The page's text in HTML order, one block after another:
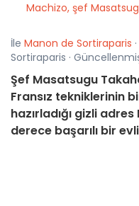
Machizo, şef
İle Manon de Sortiraparis
Sortiraparis ·
Şef Masatsugu
Fransız tekniklerinin
hazırladığı gizli
derece başarılı bir